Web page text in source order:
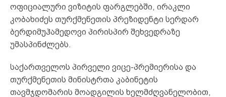
ოფიციალური ვიზიტის ფარგლებში, ირაკლი
კობახიძეს თურქმენეთის პრეზიდენტი სერდარ
ბერდიმუჰამედოვი პირისპირ შეხვედრაზე
უმასპინძლებს.
საქართველოს პირველი ვიცე-პრემიერისა და
თურქმენეთის მინისტრთა კაბინეტის
თავმჯდომარის მოადგილის ხელმძღვანელობით,